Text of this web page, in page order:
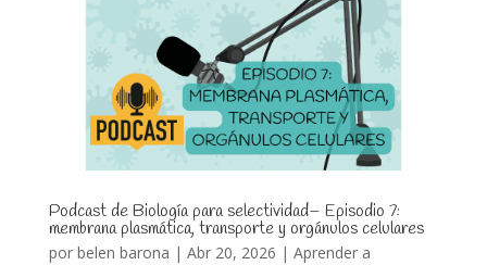
Podcast de Biología para selectividad– Episodio 7:
membrana plasmática, transporte y orgánulos celulares
por belen barona | Abr 20, 2026 | Aprender a